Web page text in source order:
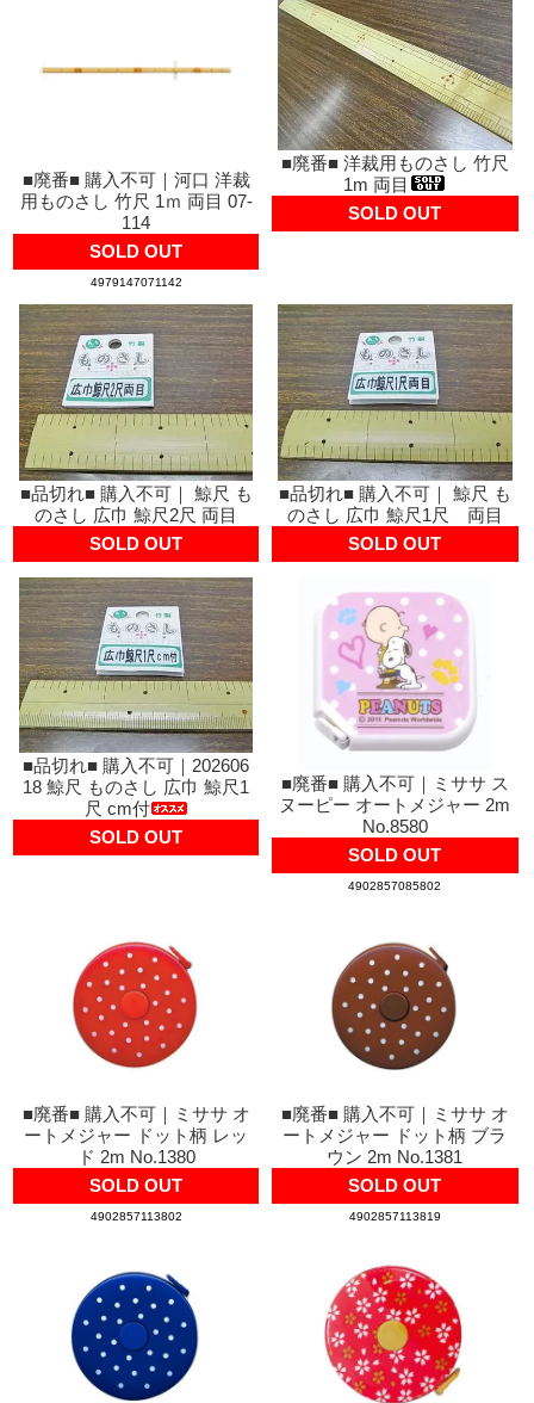
■廃番■ 購入不可｜河口 洋裁
用ものさし 竹尺 1ｍ 両目 07-
114
SOLD OUT
4979147071142
■廃番■ 洋裁用ものさし 竹尺
1m 両目
SOLD OUT
■品切れ■ 購入不可｜ 鯨尺 も
のさし 広巾 鯨尺2尺 両目
SOLD OUT
■品切れ■ 購入不可｜ 鯨尺 も
のさし 広巾 鯨尺1尺 両目
SOLD OUT
■品切れ■ 購入不可｜202606
18 鯨尺 ものさし 広巾 鯨尺1
尺 cm付
SOLD OUT
■廃番■ 購入不可｜ミササ ス
ヌーピー オートメジャー 2m
No.8580
SOLD OUT
4902857085802
■廃番■ 購入不可｜ミササ オ
ートメジャー ドット柄 レッ
ド 2m No.1380
SOLD OUT
4902857113802
■廃番■ 購入不可｜ミササ オ
ートメジャー ドット柄 ブラ
ウン 2m No.1381
SOLD OUT
4902857113819